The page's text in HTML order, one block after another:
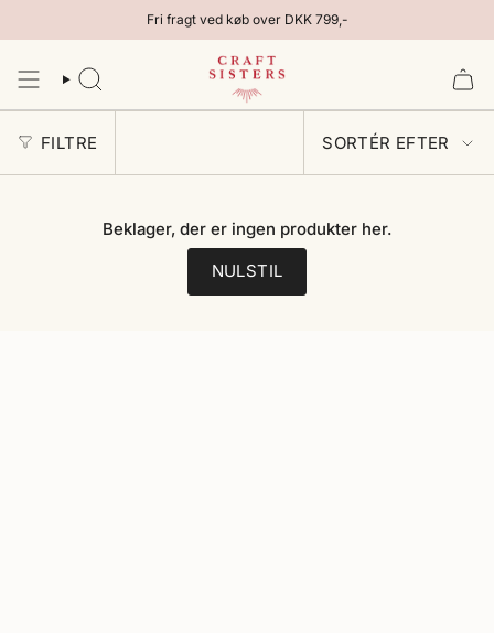
Fri fragt ved køb over DKK 799,-
SØG
FILTRE
SORTÉR
EFTER
SORTÉR EFTER
Beklager, der er ingen produkter her.
NULSTIL